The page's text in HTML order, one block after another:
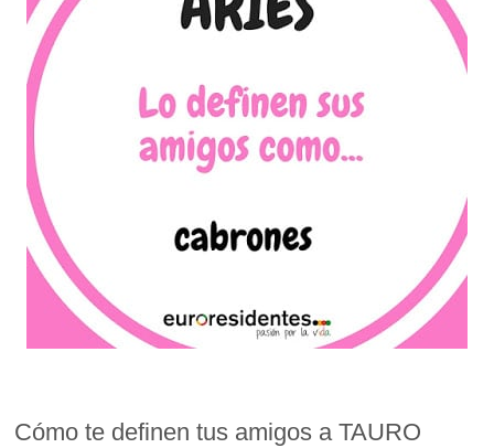
Cómo te definen tus amigos a TAURO